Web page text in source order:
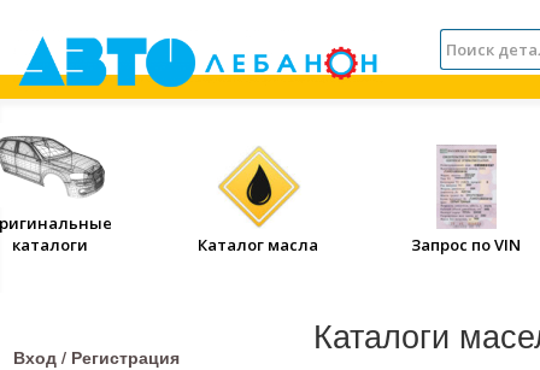
каталоги
Каталог масла Запрос по VIN
Вход / Регистрация Каталоги